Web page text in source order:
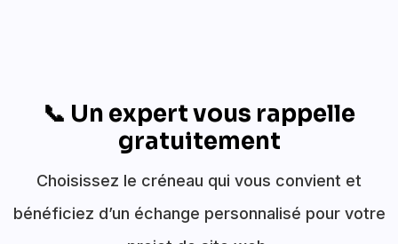
📞 Un expert vous rappelle
gratuitement
Choisissez le créneau qui vous convient et
bénéficiez d’un échange personnalisé pour votre